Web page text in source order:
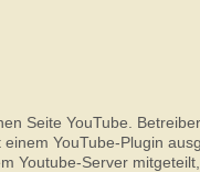
Seite YouTube.
YouTube-Plugin
Youtube-Server